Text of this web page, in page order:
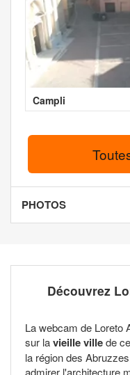
Campli
PHOTOS
Découvrez
La webcam de Loreto
sur lavieille villede
la région des
admirer l'architecture